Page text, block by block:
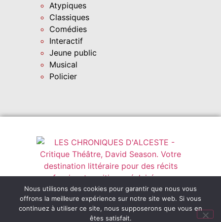
Atypiques
Classiques
Comédies
Interactif
Jeune public
Musical
Policier
Instagram
leschroniquesdalceste@outlook.fr
Abonnez-vous
Nous utilisons des cookies pour garantir que nous vous
offrons la meilleure expérience sur notre site web. Si vous
continuez à utiliser ce site, nous supposerons que vous en
êtes satisfait.